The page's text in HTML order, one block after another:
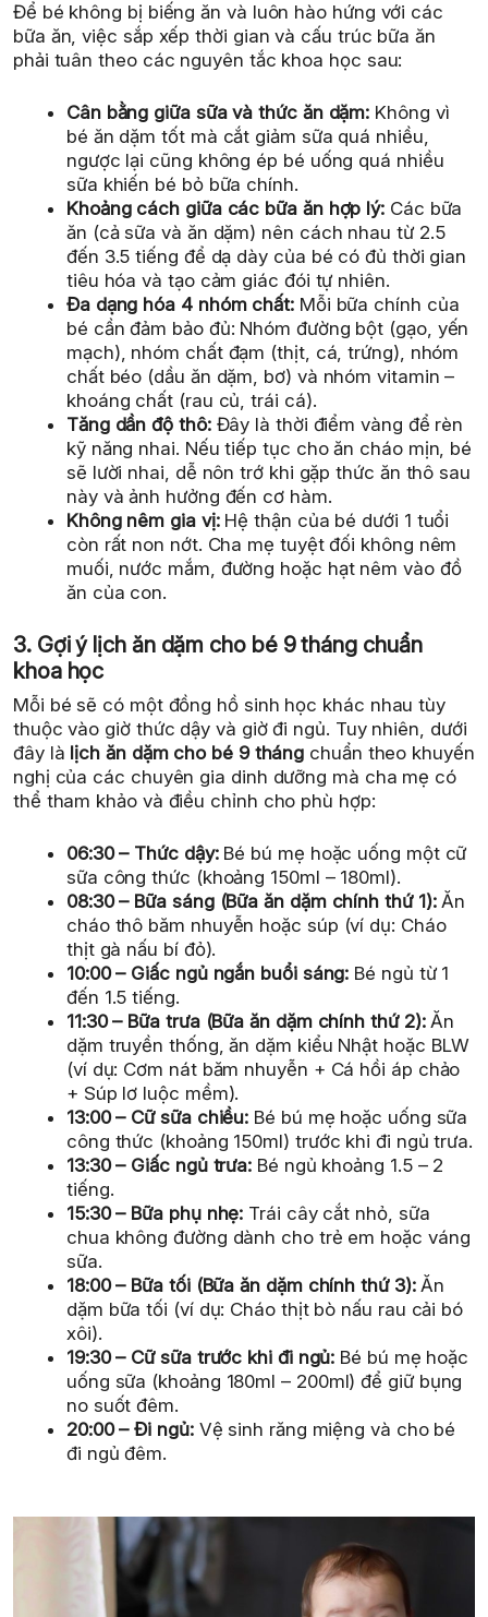
Để bé không bị biếng ăn và luôn hào hứng với các
bữa ăn, việc sắp xếp thời gian và cấu trúc bữa ăn
phải tuân theo các nguyên tắc khoa học sau:
Cân bằng giữa sữa và thức ăn dặm: Không vì
bé ăn dặm tốt mà cắt giảm sữa quá nhiều,
ngược lại cũng không ép bé uống quá nhiều
sữa khiến bé bỏ bữa chính.
Khoảng cách giữa các bữa ăn hợp lý: Các bữa
ăn (cả sữa và ăn dặm) nên cách nhau từ 2.5
đến 3.5 tiếng để dạ dày của bé có đủ thời gian
tiêu hóa và tạo cảm giác đói tự nhiên.
Đa dạng hóa 4 nhóm chất:Mỗi bữa chính của
bé cần đảm bảo đủ: Nhóm đường bột (gạo, yến
mạch), nhóm chất đạm (thịt, cá, trứng), nhóm
chất béo (dầu ăn dặm, bơ) và nhóm vitamin –
khoáng chất (rau củ, trái cá).
Tăng dần độ thô:Đây là thời điểm vàng để rèn
kỹ năng nhai. Nếu tiếp tục cho ăn cháo mịn, bé
sẽ lười nhai, dễ nôn trớ khi gặp thức ăn thô sau
này và ảnh hưởng đến cơ hàm.
Không nêm gia vị:Hệ thận của bé dưới 1 tuổi
còn rất non nớt. Cha mẹ tuyệt đối không nêm
muối, nước mắm, đường hoặc hạt nêm vào đồ
ăn của con.
3. Gợi ý lịch ăn dặm cho bé 9 tháng chuẩn
khoa học
Mỗi bé sẽ có một đồng hồ sinh học khác nhau tùy
thuộc vào giờ thức dậy và giờ đi ngủ. Tuy nhiên, dưới
đây là lịch ăn dặm cho bé 9 tháng chuẩn theo khuyến
nghị của các chuyên gia dinh dưỡng mà cha mẹ có
thể tham khảo và điều chỉnh cho phù hợp:
06:30 – Thức dậy:Bé bú mẹ hoặc uống một cữ
sữa công thức (khoảng 150ml – 180ml).
08:30 – Bữa sáng (Bữa ăn dặm chính thứ 1):Ăn
cháo thô băm nhuyễn hoặc súp (ví dụ: Cháo
thịt gà nấu bí đỏ).
10:00 – Giấc ngủ ngắn buổi sáng: Bé ngủ từ 1
đến 1.5 tiếng.
11:30 – Bữa trưa (Bữa ăn dặm chính thứ 2):Ăn
dặm truyền thống, ăn dặm kiểu Nhật hoặc BLW
(ví dụ: Cơm nát băm nhuyễn + Cá hồi áp chảo
+ Súp lơ luộc mềm).
13:00 – Cữ sữa chiều: Bé bú mẹ hoặc uống sữa
công thức (khoảng 150ml) trước khi đi ngủ trưa.
13:30 – Giấc ngủ trưa: Bé ngủ khoảng 1.5 – 2
tiếng.
15:30 – Bữa phụ nhẹ: Trái cây cắt nhỏ, sữa
chua không đường dành cho trẻ em hoặc váng
sữa.
18:00 – Bữa tối (Bữa ăn dặm chính thứ 3):Ăn
dặm bữa tối (ví dụ: Cháo thịt bò nấu rau cải bó
xôi).
19:30 – Cữ sữa trước khi đi ngủ: Bé bú mẹ hoặc
uống sữa (khoảng 180ml – 200ml) để giữ bụng
no suốt đêm.
20:00 – Đi ngủ:Vệ sinh răng miệng và cho bé
đi ngủ đêm.